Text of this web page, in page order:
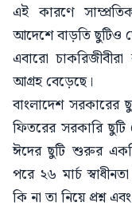
এই কারণে
আদেশে বাড়তি ছুটিও
এবারো
আগ্রহ বেড়েছে।
বাংলাদেশ সরকারের
ফিতরের সরকারি ছুটি
ঈদের ছুটি শুরুর
পরে ২৬ মার্চ
কি না তা নিয়ে প্রশ্ন